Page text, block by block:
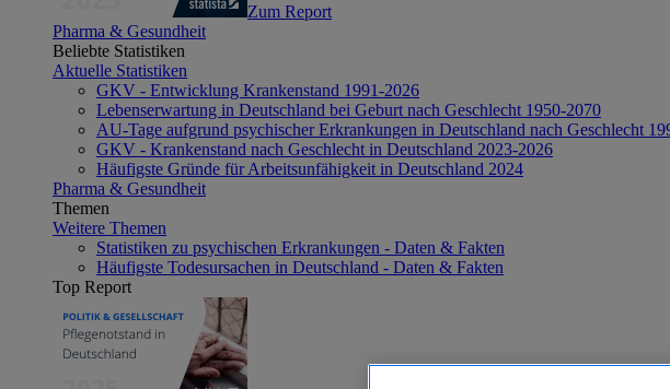
Zum Report
Pharma & Gesundheit
Beliebte Statistiken
Aktuelle Statistiken
GKV - Entwicklung Krankenstand 1991-2026
Lebenserwartung in Deutschland bei Geburt nach Geschlecht 1950-2070
AU-Tage aufgrund psychischer Erkrankungen in Deutschland nach Geschlecht
GKV - Krankenstand nach Geschlecht in Deutschland 2023-2026
Häufigste Gründe für Arbeitsunfähigkeit in Deutschland 2024
Pharma & Gesundheit
Themen
Weitere Themen
Statistiken zu psychischen Erkrankungen - Daten & Fakten
Häufigste Todesursachen in Deutschland - Daten & Fakten
Top Report